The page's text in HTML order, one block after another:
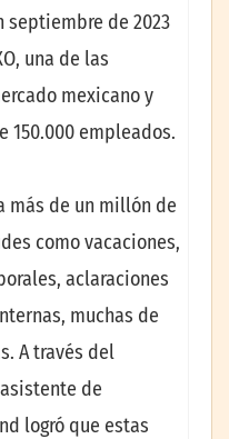
septiembre de 2023
una de las
mexicano y
150.000 empleados.
más de un millón de
como vacaciones,
aclaraciones
muchas de
A través del
de
logró que estas